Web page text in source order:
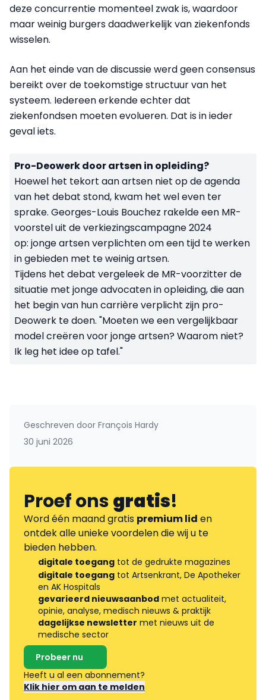
deze concurrentie momenteel zwak is, waardoor
maar weinig burgers daadwerkelijk van ziekenfonds
wisselen.
Aan het einde van de discussie werd geen consensus
bereikt over de toekomstige structuur van het
systeem. Iedereen erkende echter dat
ziekenfondsen moeten evolueren. Dat is in ieder
geval iets.
Pro-Deowerk door artsen in opleiding?
Hoewel het tekort aan artsen niet op de agenda
van het debat stond, kwam het wel even ter
sprake. Georges-Louis Bouchez rakelde een MR-
voorstel uit de verkiezingscampagne 2024
op: jonge artsen verplichten om een tijd te werken
in gebieden met te weinig artsen.
Tijdens het debat vergeleek de MR-voorzitter de
situatie met jonge advocaten in opleiding, die aan
het begin van hun carrière verplicht zijn pro-
Deowerk te doen. "Moeten we een vergelijkbaar
model creëren voor jonge artsen? Waarom niet?
Ik leg het idee op tafel."
Geschreven door François Hardy
30 juni 2026
Proef onsgratis!
Word één maand gratis premium lid en
ontdek alle unieke voordelen die wij u te
bieden hebben.
digitale toegang tot de gedrukte magazines
digitale toegang tot Artsenkrant, De Apotheker
en AK Hospitals
gevarieerd nieuwsaanbod met actualiteit,
opinie, analyse, medisch nieuws & praktijk
dagelijkse newsletter met nieuws uit de
medische sector
Probeer nu
Heeft u al een abonnement?
Klik hier om aan te melden